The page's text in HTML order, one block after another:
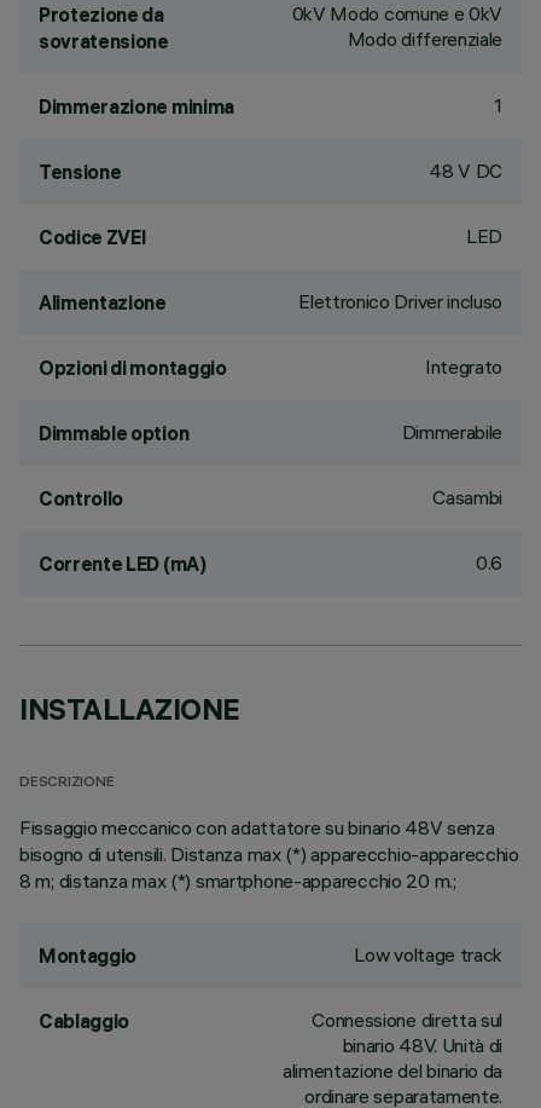
Protezione da
sovratensione
0kV Modo comune e 0kV
Modo differenziale
Dimmerazione minima 1
Tensione 48 V DC
Codice ZVEI LED
Alimentazione Elettronico Driver incluso
Opzioni di montaggio Integrato
Dimmable option Dimmerabile
Controllo Casambi
Corrente LED (mA) 0.6
INSTALLAZIONE
DESCRIZIONE
Fissaggio meccanico con adattatore su binario 48V senza
bisogno di utensili. Distanza max (*) apparecchio-apparecchio
8 m; distanza max (*) smartphone-apparecchio 20 m.;
Montaggio Low voltage track
Cablaggio
Connessione diretta sul
binario 48V. Unità di
alimentazione del binario da
ordinare separatamente.